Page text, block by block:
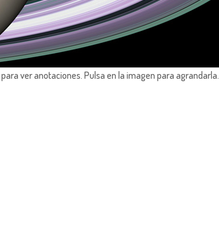
ver anotaciones. Pulsa en la imagen para agrandarla.